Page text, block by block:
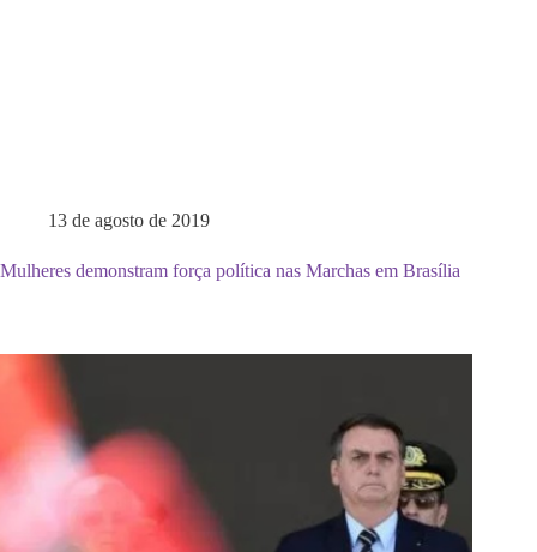
13 de agosto de 2019
Mulheres demonstram força política nas Marchas em Brasília